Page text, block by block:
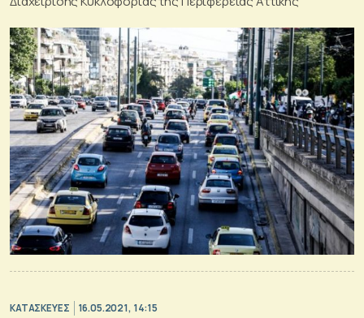
ΚΑΤΑΣΚΕΥΕΣ 16.05.2021, 14:15